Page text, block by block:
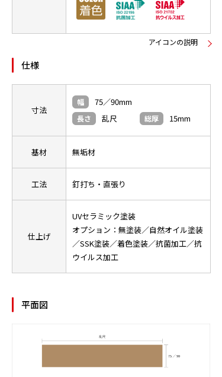
アイコンの説明
仕様
寸法
幅 75／90mm
長さ 乱尺 総厚 15mm
基材 無垢材
工法 釘打ち・直張り
仕上げ
UVセラミック塗装
オプション：無塗装／自然オイル塗装
／SSK塗装／着色塗装／抗菌加工／抗
ウイルス加工
平面図